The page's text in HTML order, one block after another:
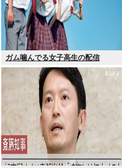
ガム噛んでる女子高生の配信